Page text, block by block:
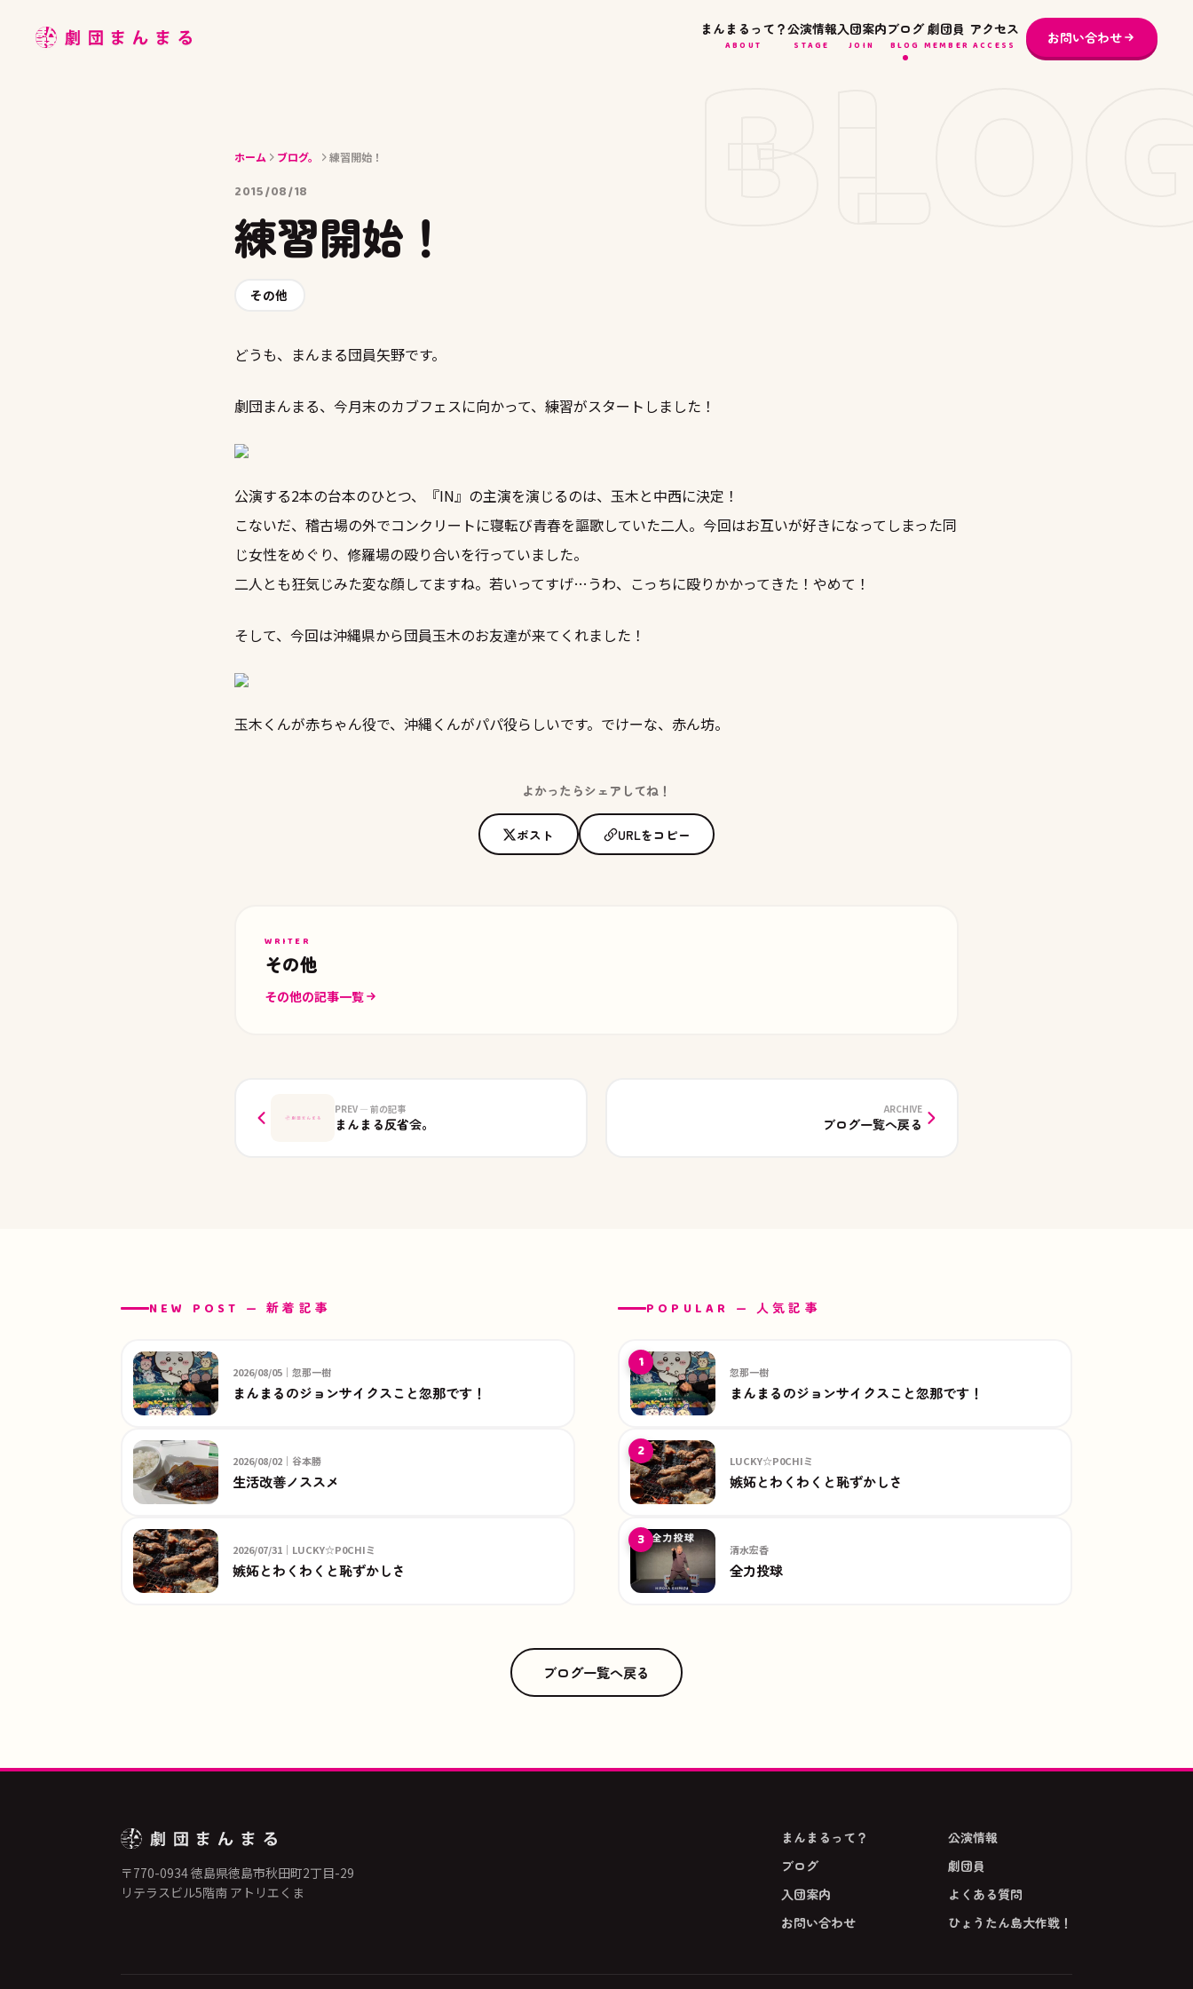
まんまるって？
ABOUT
公演情報
STAGE
入団案内
JOIN
ブログ
BLOG
劇団員
MEMBER
アクセス
ACCESS お問い合わせ
ABOUT
ホーム ブログ。 練習開始！
2015/08/18
練習開始！
その他
どうも、まんまる団員矢野です。
劇団まんまる、今月末のカブフェスに向かって、練習がスタートしました！
公演する2本の台本のひとつ、『IN』の主演を演じるのは、玉木と中西に決定！
こないだ、稽古場の外でコンクリートに寝転び青春を謳歌していた二人。今回はお互いが好きになってしまった同
じ女性をめぐり、修羅場の殴り合いを行っていました。
二人とも狂気じみた変な顔してますね。若いってすげ…うわ、こっちに殴りかかってきた！やめて！
そして、今回は沖縄県から団員玉木のお友達が来てくれました！
玉木くんが赤ちゃん役で、沖縄くんがパパ役らしいです。でけーな、赤ん坊。
よかったらシェアしてね！
ポスト URLをコピー
WRITER
その他
その他の記事一覧
PREV — 前の記事
まんまる反省会。
ARCHIVE
ブログ一覧へ戻る
NEW POST — 新着記事
2026/08/05｜忽那一樹
まんまるのジョンサイクスこと忽那です！
2026/08/02｜谷本勝
生活改善ノススメ
2026/07/31｜LUCKY☆P0CHIミ
嫉妬とわくわくと恥ずかしさ
POPULAR — 人気記事
1 忽那一樹
まんまるのジョンサイクスこと忽那です！
2 LUCKY☆P0CHIミ
嫉妬とわくわくと恥ずかしさ
3 清水宏香
全力投球
ブログ一覧へ戻る
〒770-0934 徳島県徳島市秋田町2丁目-29
リテラスビル5階南 アトリエくま
まんまるって？
公演情報
ブログ
劇団員
入団案内
よくある質問
お問い合わせ
ひょうたん島大作戦！